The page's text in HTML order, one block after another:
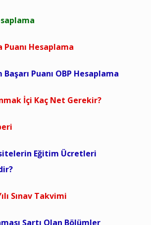
Puanı Hesaplama
Puanı OBP Hesaplama
İçi Kaç Net Gerekir?
Eğitim Ücretleri
Sınav Takvimi
Şartı Olan Bölümler